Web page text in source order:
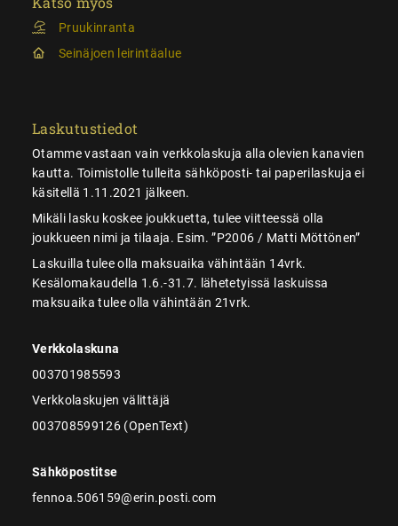
Pruukinranta
Seinäjoen leirintäalue
Laskutustiedot
Otamme vastaan vain verkkolaskuja alla olevien kanavien
kautta. Toimistolle tulleita sähköposti- tai paperilaskuja ei
käsitellä 1.11.2021 jälkeen.
Mikäli lasku koskee joukkuetta, tulee viitteessä olla
joukkueen nimi ja tilaaja. Esim. ”P2006 / Matti Möttönen”
Laskuilla tulee olla maksuaika vähintään 14vrk.
Kesälomakaudella 1.6.-31.7. lähetetyissä laskuissa
maksuaika tulee olla vähintään 21vrk.
Verkkolaskuna
003701985593
Verkkolaskujen välittäjä
003708599126 (OpenText)
Sähköpostitse
fennoa.506159@erin.posti.com